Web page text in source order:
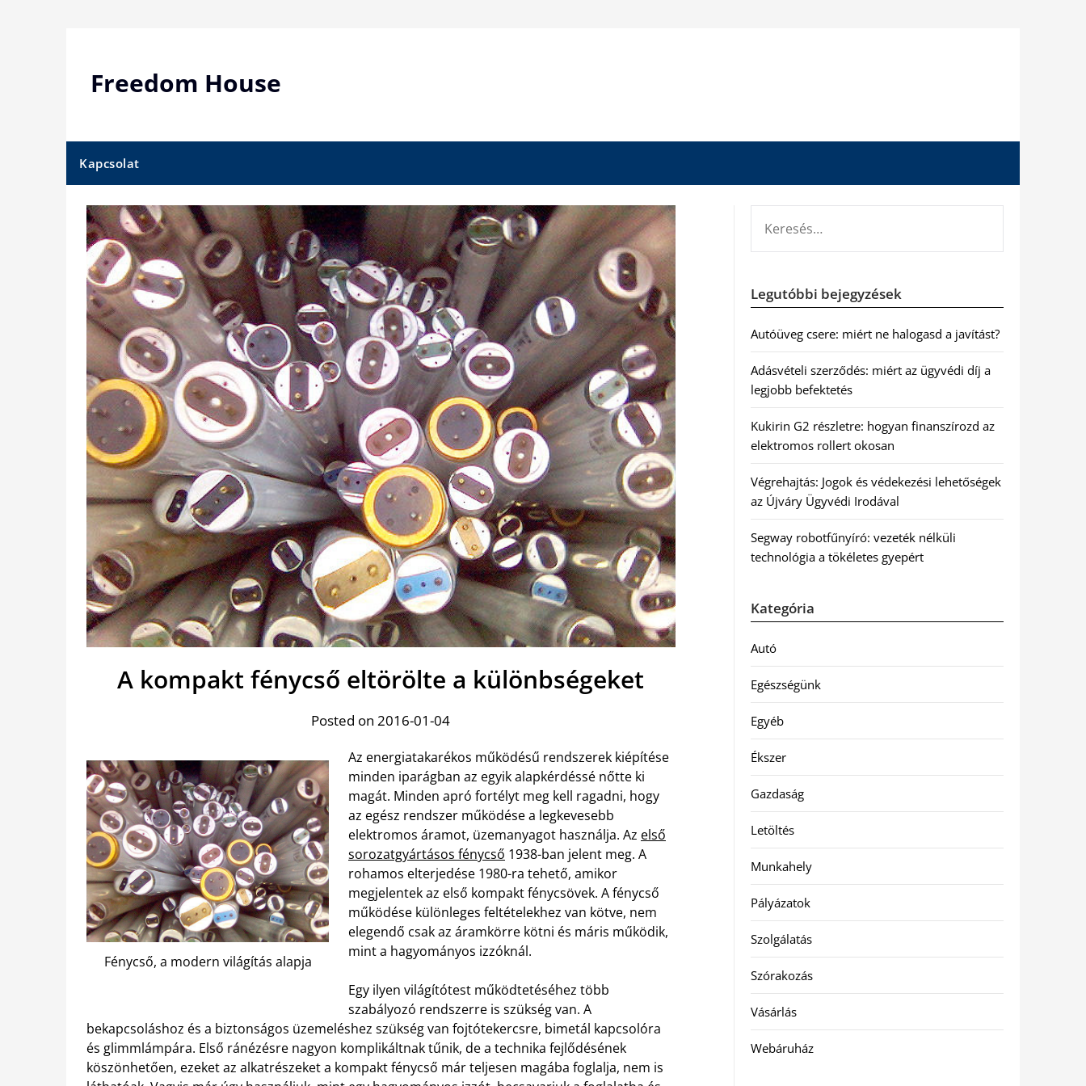
Freedom House
Kapcsolat
A kompakt fénycső eltörölte a különbségeket
Posted on 2016-01-04
Fénycső, a modern világítás alapja
Az energiatakarékos működésű rendszerek kiépítése
minden iparágban az egyik alapkérdéssé nőtte ki
magát. Minden apró fortélyt meg kell ragadni, hogy
az egész rendszer működése a legkevesebb
elektromos áramot, üzemanyagot használja. Az első
sorozatgyártásos fénycső 1938-ban jelent meg. A
rohamos elterjedése 1980-ra tehető, amikor
megjelentek az első kompakt fénycsövek. A fénycső
működése különleges feltételekhez van kötve, nem
elegendő csak az áramkörre kötni és máris működik,
mint a hagyományos izzóknál.
Egy ilyen világítótest működtetéséhez több
szabályozó rendszerre is szükség van. A
bekapcsoláshoz és a biztonságos üzemeléshez szükség van fojtótekercsre, bimetál kapcsolóra
és glimmlámpára. Első ránézésre nagyon komplikáltnak tűnik, de a technika fejlődésének
köszönhetően, ezeket az alkatrészeket a kompakt fénycső már teljesen magába foglalja, nem is
Legutóbbi bejegyzések
Autóüveg csere: miért ne halogasd a javítást?
Adásvételi szerződés: miért az ügyvédi díj a
legjobb befektetés
Kukirin G2 részletre: hogyan finanszírozd az
elektromos rollert okosan
Végrehajtás: Jogok és védekezési lehetőségek
az Újváry Ügyvédi Irodával
Segway robotfűnyíró: vezeték nélküli
technológia a tökéletes gyepért
Kategória
Autó
Egészségünk
Egyéb
Ékszer
Gazdaság
Letöltés
Munkahely
Pályázatok
Szolgálatás
Szórakozás
Vásárlás
Webáruház